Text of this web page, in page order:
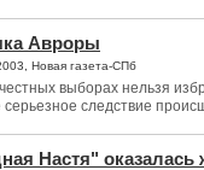
Авроры
Новая газета-СПб
выборах нельзя
серьезное следствие
Настя" оказалась